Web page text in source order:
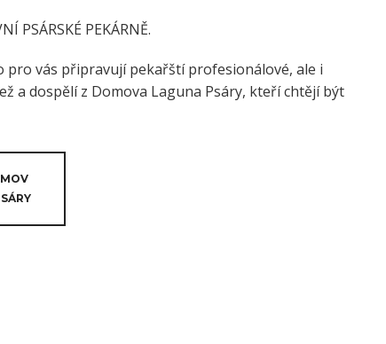
PSÁRSKÉ PEKÁRNĚ.
pro vás připravují pekařští profesionálové, ale i
a dospělí z Domova Laguna Psáry, kteří chtějí být